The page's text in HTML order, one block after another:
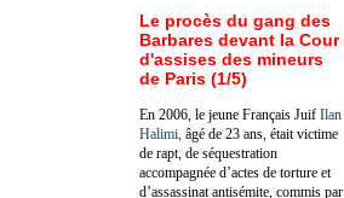
Le procès du gang des
Barbares devant la Cour
d'assises des mineurs
de Paris (1/5)
En 2006, le jeune Français Juif Ilan
Halimi, âgé de 23 ans, était victime
de rapt, de séquestration
accompagnée d’actes de torture et
d’assassinat antisémite, commis par